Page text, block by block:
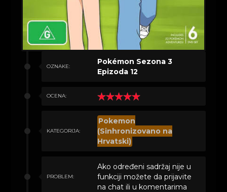
OZNAKE:
Pokémon Sezona 3
Epizoda 12
OCENA:
KATEGORIJA:
Pokemon
(Sinhronizovano na
Hrvatski)
PROBLEM:
Ako određeni sadržaj nije u
funkciji možete da prijavite
na chat ili u komentarima